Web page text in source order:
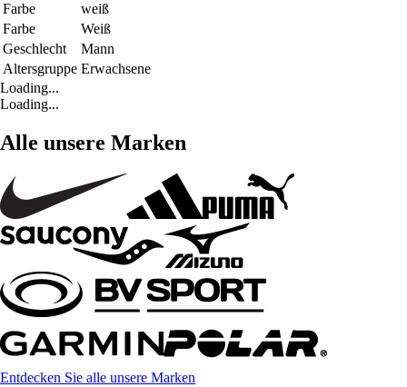
Farbe
weiß
Farbe
Weiß
Geschlecht
Mann
Altersgruppe Erwachsene
Loading...
Loading...
Alle unsere Marken
Entdecken Sie alle unsere Marken